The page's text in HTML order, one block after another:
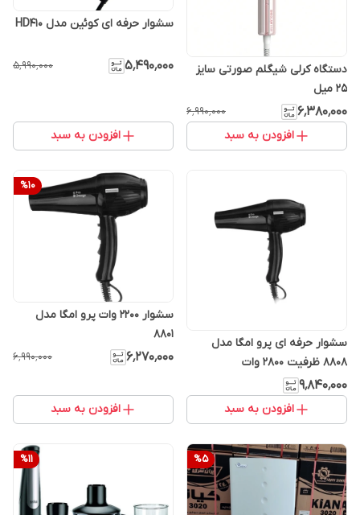
دستگاه کرلی شیگلم صورتی سایز
25 میل
۶٬۳۸۰٬۰۰۰ ۶٬۹۹۰٬۰۰۰
افزودن به سبد
سشوار حرفه‌ ای کوئین مدل HD410
۵٬۴۹۰٬۰۰۰ ۵٬۹۹۰٬۰۰۰
افزودن به سبد
سشوار حرفه ای پرو امگا مدل
8808 ظرفیت ۲۸۰۰ وات
۹٬۸۴۰٬۰۰۰
افزودن به سبد
%10
سشوار ۲۲۰۰ وات پرو امگا مدل
۸۸۰۱
۶٬۲۷۰٬۰۰۰ ۶٬۹۹۰٬۰۰۰
افزودن به سبد
%5
%11